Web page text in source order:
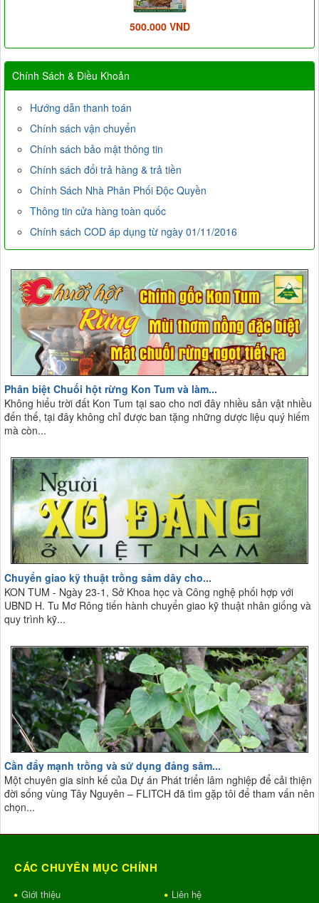
500.000 VND
Chính Sách & Điều Khoản
Hướng dẫn thanh toán
Chính sách vận chuyển
Chính sách bảo mật thông tin
Chính sách đổi trả hàng & trả tiền
Chính Sách Nhà Phân Phối Độc Quyền
Thông tin cửa hàng toàn quốc
Chính sách COD áp dụng từ ngày 01/11/2016
Phân biệt Chuối hột rừng Kon Tum và làm...
Không hiểu trời đất Kon Tum tại sao cho nơi đây nhiều sản vật nhiều
đến thế, tại đây không chỉ được ban tặng những dược liệu quý hiếm
mà còn...
Chuyển giao kỹ thuật trồng sâm dây cho...
KON TUM - Ngày 23-1, Sở Khoa học và Công nghệ phối hợp với
UBND H. Tu Mơ Rông tiến hành chuyển giao kỹ thuật nhân giống và
quy trình kỹ...
Cần đẩy mạnh trồng và sử dụng đảng sâm...
Một chuyên gia sinh kế của Dự án Phát triển lâm nghiệp để cải thiện
đời sống vùng Tây Nguyên – FLITCH đã tìm gặp tôi để tham vấn nên
chọn...
CÁC CHUYÊN MỤC CHÍNH
Giới thiệu
Liên hệ